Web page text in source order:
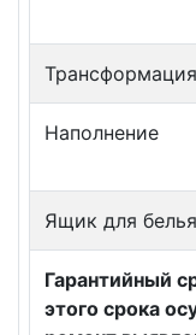
Трансформация
Наполнение
Ящик для белья
Гарантийный
этого срока